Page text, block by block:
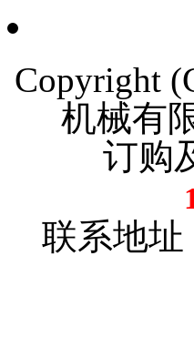
Copyright
机械有
订购
联系地